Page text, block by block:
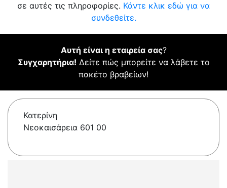
σε αυτές τις πληροφορίες. Κάντε κλικ εδώ για να
συνδεθείτε.
Αυτή είναι η εταιρεία σας?
Συγχαρητήρια! Δείτε πώς μπορείτε να λάβετε το
πακέτο βραβείων!
Κατερίνη
Νεοκαισάρεια 601 00